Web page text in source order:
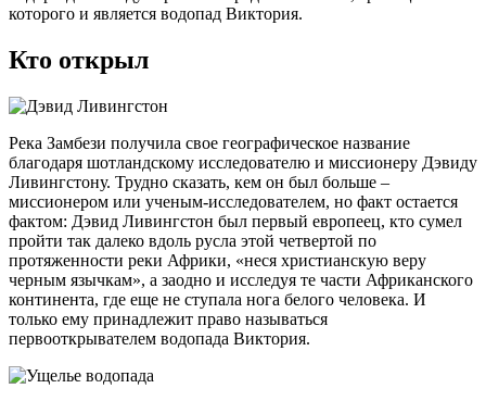
которого и является водопад Виктория.
Кто открыл
Река Замбези получила свое географическое название
благодаря шотландскому исследователю и миссионеру Дэвиду
Ливингстону. Трудно сказать, кем он был больше –
миссионером или ученым-исследователем, но факт остается
фактом: Дэвид Ливингстон был первый европеец, кто сумел
пройти так далеко вдоль русла этой четвертой по
протяженности реки Африки, «неся христианскую веру
черным язычкам», а заодно и исследуя те части Африканского
континента, где еще не ступала нога белого человека. И
только ему принадлежит право называться
первооткрывателем водопада Виктория.